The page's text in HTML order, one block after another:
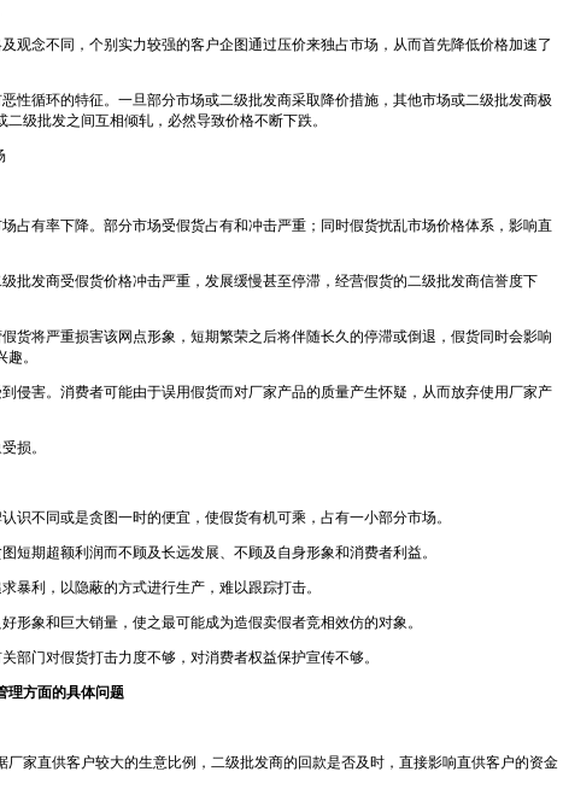
念不同，个别实力较强的客户企图通过压价来独占市场，从而首先降低价格加速了
循环的特征。一旦部分市场或二级批发商采取降价措施，其他市场或二级批发商极
级批发之间互相倾轧，必然导致价格不断下跌。
有率下降。部分市场受假货占有和冲击严重；同时假货扰乱市场价格体系，影响直
发商受假货价格冲击严重，发展缓慢甚至停滞，经营假货的二级批发商信誉度下
将严重损害该网点形象，短期繁荣之后将伴随长久的停滞或倒退，假货同时会影响
。
害。消费者可能由于误用假货而对厂家产品的质量产生怀疑，从而放弃使用厂家产
损。
不同或是贪图一时的便宜，使假货有机可乘，占有一小部分市场。
期超额利润而不顾及长远发展、不顾及自身形象和消费者利益。
利，以隐蔽的方式进行生产，难以跟踪打击。
象和巨大销量，使之最可能成为造假卖假者竞相效仿的对象。
门对假货打击力度不够，对消费者权益保护宣传不够。
理方面的具体问题
家直供客户较大的生意比例，二级批发商的回款是否及时，直接影响直供客户的资金